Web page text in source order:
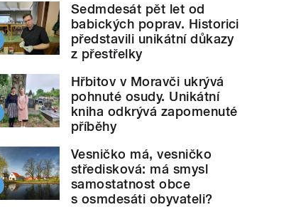
Sedmdesát pět let od
babických poprav. Historici
představili unikátní důkazy
z přestřelky
Hřbitov v Moravči ukrývá
pohnuté osudy. Unikátní
kniha odkrývá zapomenuté
příběhy
Vesničko má, vesničko
středisková: má smysl
samostatnost obce
s osmdesáti obyvateli?